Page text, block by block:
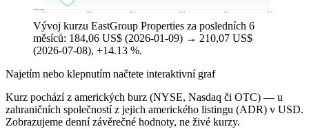
174,79 US$
9. 1. 13. 2. 20. 3. 29. 4. 8. 7.
Vývoj kurzu EastGroup Properties za posledních 6
měsíců: 184,06 US$ (2026-01-09) → 210,07 US$
(2026-07-08), +14.13 %.
Najetím nebo klepnutím načtete interaktivní graf
Kurz pochází z amerických burz (NYSE, Nasdaq či OTC) — u
zahraničních společností z jejich amerického listingu (ADR) v USD.
Zobrazujeme denní závěrečné hodnoty, ne živé kurzy.